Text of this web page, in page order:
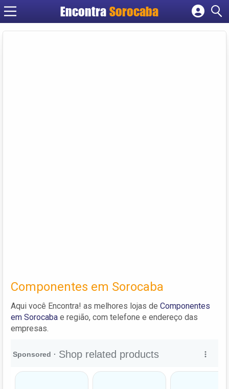
EncontraSorocaba
Cadastrar empresa
Componentes em Sorocaba
Aqui você Encontra! as melhores lojas de Componentes
em Sorocaba e região, com telefone e endereço das
empresas.